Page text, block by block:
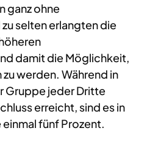
ganz ohne
selten erlangten die
damit die Möglichkeit,
werden. Während in
Gruppe jeder Dritte
erreicht, sind es in
fünf Prozent.